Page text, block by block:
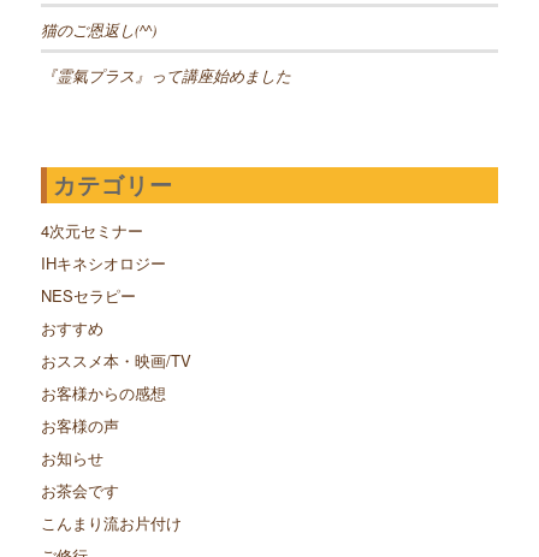
猫のご恩返し(^^)
『霊氣プラス』って講座始めました
カテゴリー
4次元セミナー
IHキネシオロジー
NESセラピー
おすすめ
おススメ本・映画/TV
お客様からの感想
お客様の声
お知らせ
お茶会です
こんまり流お片付け